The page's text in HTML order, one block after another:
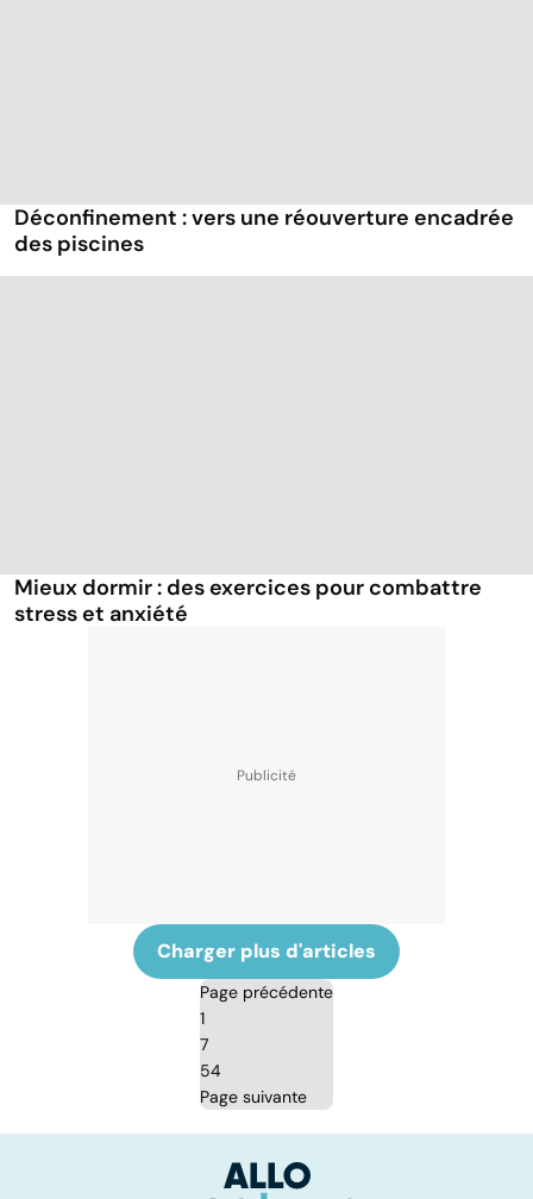
Déconfinement : vers une réouverture encadrée
des piscines
Mieux dormir : des exercices pour combattre
stress et anxiété
Charger plus d'articles
Page précédente
1
7
54
Page suivante